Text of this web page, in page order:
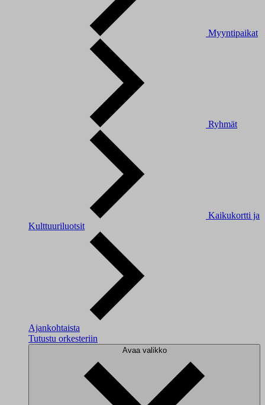
Myyntipaikat
Ryhmät
Kaikukortti ja
Kulttuuriluotsit
Ajankohtaista
Tutustu orkesteriin
Avaa valikko